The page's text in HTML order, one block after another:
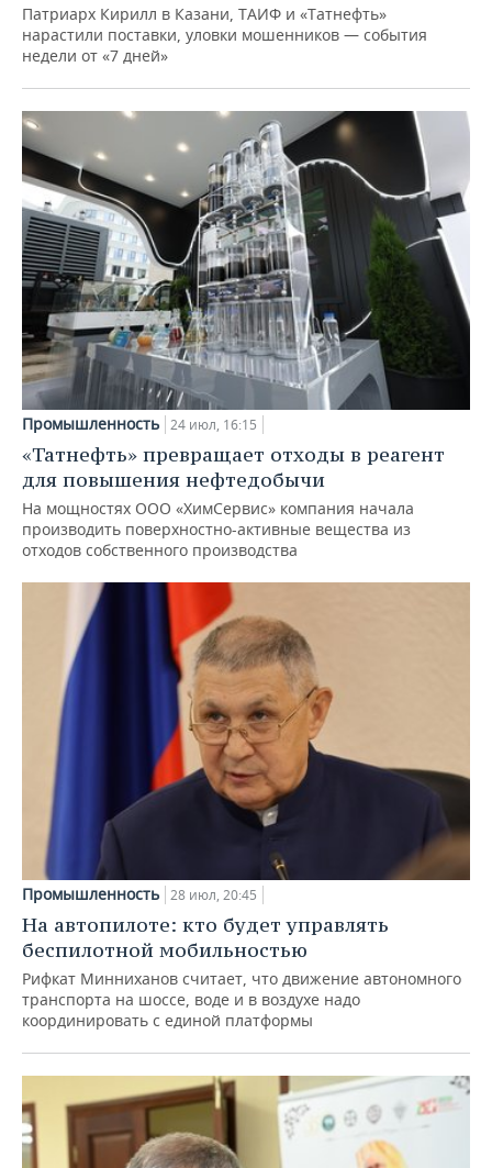
Патриарх Кирилл в Казани, ТАИФ и «Татнефть»
нарастили поставки, уловки мошенников — события
недели от «7 дней»
Промышленность 24 июл, 16:15
«Татнефть» превращает отходы в реагент
для повышения нефтедобычи
На мощностях ООО «ХимСервис» компания начала
производить поверхностно-активные вещества из
отходов собственного производства
Промышленность 28 июл, 20:45
На автопилоте: кто будет управлять
беспилотной мобильностью
Рифкат Минниханов считает, что движение автономного
транспорта на шоссе, воде и в воздухе надо
координировать с единой платформы